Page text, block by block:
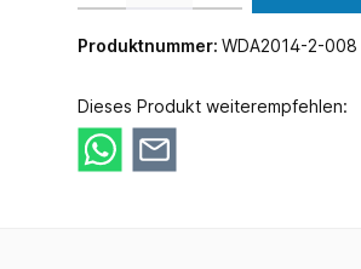
Produktnummer: WDA2014-2-008
Dieses Produkt weiterempfehlen: